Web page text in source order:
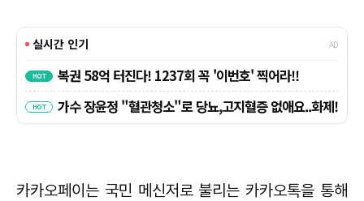
​카카오페이는 국민 메신저로 불리는 카카오톡을 통해